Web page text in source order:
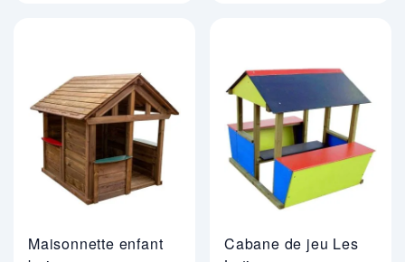
Maisonnette enfant
Cabane de jeu Les